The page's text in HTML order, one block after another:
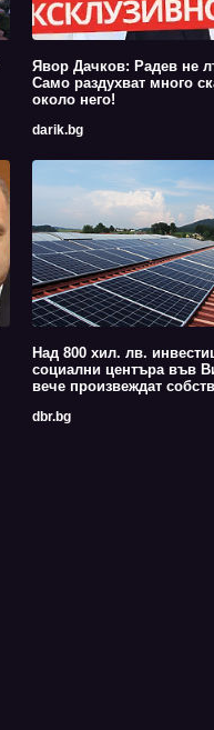
Явор Дачков: Радев не
Само раздухват много
около него!
darik.bg
Над 800 хил. лв.
социални центъра във
вече произвеждат
dbr.bg